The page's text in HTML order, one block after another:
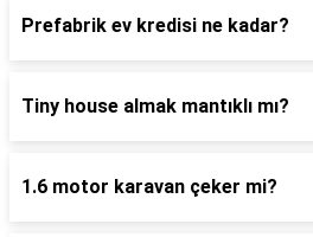
Prefabrik ev kredisi ne kadar?
Tiny house almak mantıklı mı?
1.6 motor karavan çeker mi?